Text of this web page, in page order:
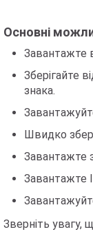
Основні
Завантажте
Зберігайте
знака.
Швидко
Завантажте
Завантажте
Зверніть